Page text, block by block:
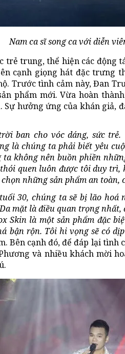
Nam ca sĩ song ca với diễn
trẻ trung, thể hiện các động
cạnh giọng hát đặc trưng
Trước tình cảm này, Đan
phẩm mới. Vừa hoàn
hưởng ứng của khán giả,
ban cho vóc dáng, sức
là chúng ta phải biết yêu
ta không nên buồn phiền
quen luôn được tôi duy
những sản phẩm an toàn,
30, chúng ta sẽ bị lão
mặt là điều quan trọng
Skin là một sản phẩm đặc
bận rộn. Tôi hi vọng sẽ có
Bên cạnh đó, để đáp lại
và nhiều khách mời